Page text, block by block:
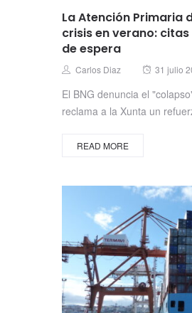
La Atención Primaria
crisis en verano:
de espera
Author
Carlos Diaz
Posted
31 julio
El BNG denuncia el
reclama a la Xunta un
READ MORE